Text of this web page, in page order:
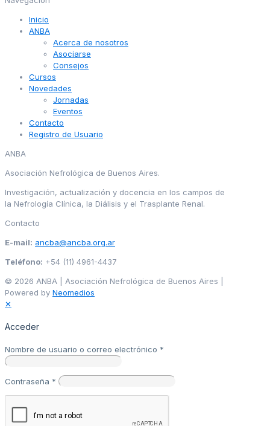
Inicio
ANBA
Acerca de nosotros
Asociarse
Consejos
Cursos
Novedades
Jornadas
Eventos
Contacto
Registro de Usuario
ANBA
Asociación Nefrológica de Buenos Aires.
Investigación, actualización y docencia en los campos de
la Nefrología Clínica, la Diálisis y el Trasplante Renal.
Contacto
E-mail: ancba@ancba.org.ar
Teléfono: +54 (11) 4961-4437
© 2026 ANBA | Asociación Nefrológica de Buenos Aires |
Powered by Neomedios
✕
Acceder
Nombre de usuario o correo electrónico *
Contraseña *